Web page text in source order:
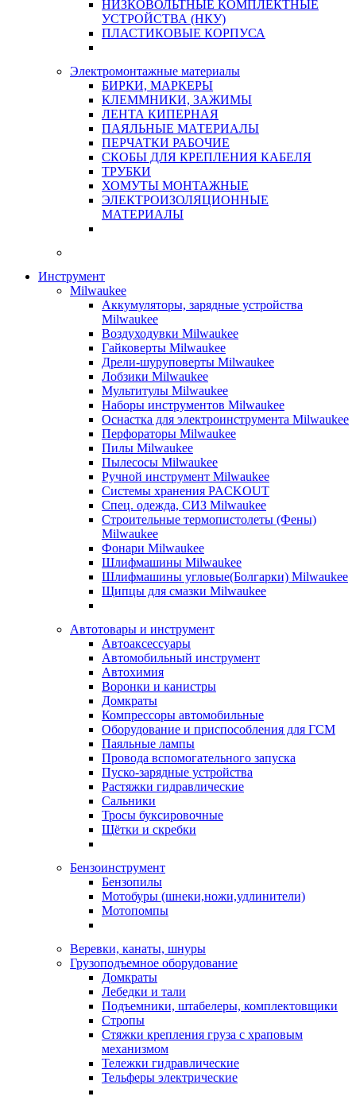
НИЗКОВОЛЬТНЫЕ КОМПЛЕКТНЫЕ
УСТРОЙСТВА (НКУ)
ПЛАСТИКОВЫЕ КОРПУСА
Электромонтажные материалы
БИРКИ, МАРКЕРЫ
КЛЕММНИКИ, ЗАЖИМЫ
ЛЕНТА КИПЕРНАЯ
ПАЯЛЬНЫЕ МАТЕРИАЛЫ
ПЕРЧАТКИ РАБОЧИЕ
СКОБЫ ДЛЯ КРЕПЛЕНИЯ КАБЕЛЯ
ТРУБКИ
ХОМУТЫ МОНТАЖНЫЕ
ЭЛЕКТРОИЗОЛЯЦИОННЫЕ
МАТЕРИАЛЫ
Инструмент
Milwaukee
Аккумуляторы, зарядные устройства
Milwaukee
Воздуходувки Milwaukee
Гайковерты Milwaukee
Дрели-шуруповерты Milwaukee
Лобзики Milwaukee
Мультитулы Milwaukee
Наборы инструментов Milwaukee
Оснастка для электроинструмента Milwaukee
Перфораторы Milwaukee
Пилы Milwaukee
Пылесосы Milwaukee
Ручной инструмент Milwaukee
Системы хранения PACKOUT
Спец. одежда, СИЗ Milwaukee
Строительные термопистолеты (Фены)
Milwaukee
Фонари Milwaukee
Шлифмашины Milwaukee
Шлифмашины угловые(Болгарки) Milwaukee
Щипцы для смазки Milwaukee
Автотовары и инструмент
Автоаксессуары
Автомобильный инструмент
Автохимия
Воронки и канистры
Домкраты
Компрессоры автомобильные
Оборудование и приспособления для ГСМ
Паяльные лампы
Провода вспомогательного запуска
Пуско-зарядные устройства
Растяжки гидравлические
Сальники
Тросы буксировочные
Щётки и скребки
Бензоинструмент
Бензопилы
Мотобуры (шнеки,ножи,удлинители)
Мотопомпы
Веревки, канаты, шнуры
Грузоподъемное оборудование
Домкраты
Лебедки и тали
Подъемники, штабелеры, комплектовщики
Стропы
Стяжки крепления груза с храповым
механизмом
Тележки гидравлические
Тельферы электрические